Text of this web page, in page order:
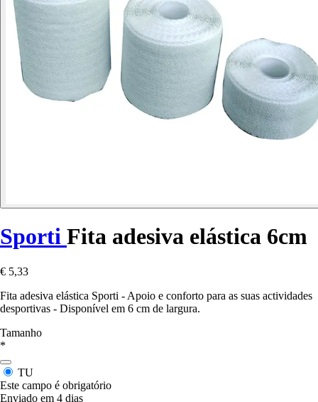
Sporti Fita adesiva elástica 6cm
€ 5,33
Fita adesiva elástica Sporti - Apoio e conforto para as suas actividades
desportivas - Disponível em 6 cm de largura.
Tamanho
*
TU
Este campo é obrigatório
Enviado em 4 dias